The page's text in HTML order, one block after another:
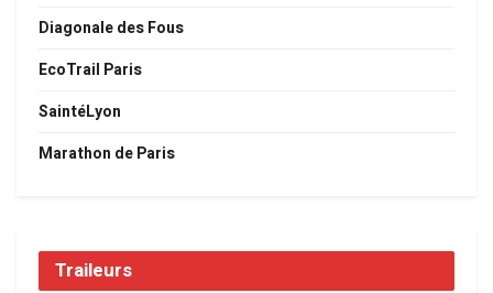
Diagonale des Fous
EcoTrail Paris
SaintéLyon
Marathon de Paris
Traileurs